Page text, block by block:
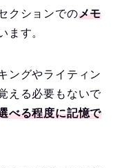
クションでのメモ
ます。
ングやライティン
える必要もないで
べる程度に記憶で